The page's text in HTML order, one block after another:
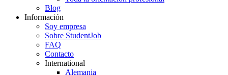
Blog
Información
Soy empresa
Sobre StudentJob
FAQ
Contacto
International
Alemania